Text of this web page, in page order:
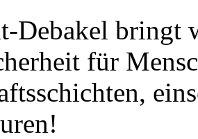
Debakel bringt
für